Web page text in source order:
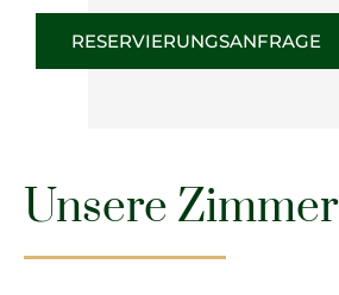
RESERVIERUNGSANFRAGE
Unsere Zimmer